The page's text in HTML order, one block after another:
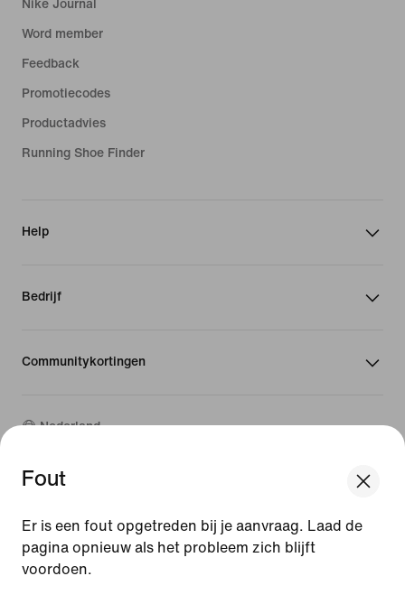
Fout
Er is een fout opgetreden bij je aanvraag. Laad de
pagina opnieuw als het probleem zich blijft
voordoen.
Nike Journal
Word member
Feedback
Promotiecodes
Productadvies
Running Shoe Finder
Help
Bedrijf
Communitykortingen
Nederland
Gebruiksvoorwaarden
Verkoopvoorwaarden
Bedrijfsgegevens